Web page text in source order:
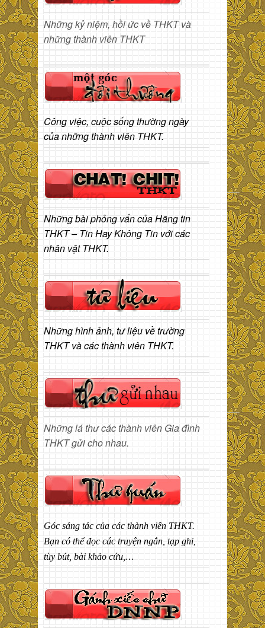
Những kỷ niệm, hồi ức về THKT và
những thành viên THKT
Công việc, cuộc sống thường ngày
của những thành viên THKT.
Những bài phỏng vấn của Hãng tin
THKT – Tin Hay Không Tin với các
nhân vật THKT.
Những hình ảnh, tư liệu về trường
THKT và các thành viên THKT.
Những lá thư các thành viên Gia đình
THKT gửi cho nhau.
Góc sáng tác của các thành viên THKT.
Bạn có thể đọc các truyện ngắn, tạp ghi,
tùy bút, bài khảo cứu,…